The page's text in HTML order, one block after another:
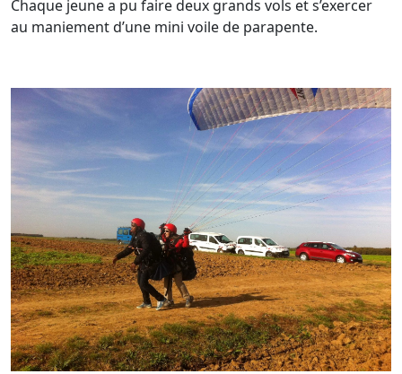
Chaque jeune a pu faire deux grands vols et s’exercer
au maniement d’une mini voile de parapente.